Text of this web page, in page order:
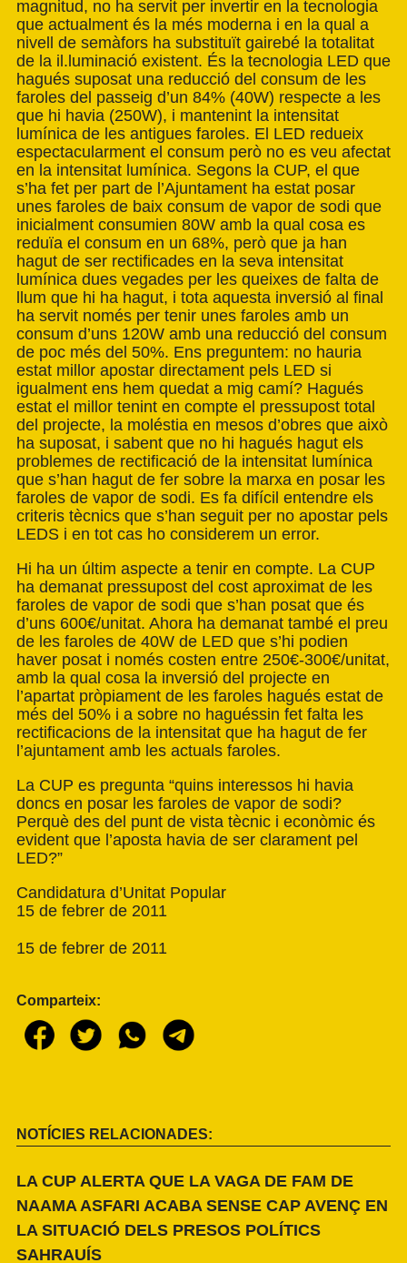
magnitud, no ha servit per invertir en la tecnologia
que actualment és la més moderna i en la qual a
nivell de semàfors ha substituït gairebé la totalitat
de la il.luminació existent. És la tecnologia LED que
hagués suposat una reducció del consum de les
faroles del passeig d’un 84% (40W) respecte a les
que hi havia (250W), i mantenint la intensitat
lumínica de les antigues faroles. El LED redueix
espectacularment el consum però no es veu afectat
en la intensitat lumínica. Segons la CUP, el que
s’ha fet per part de l’Ajuntament ha estat posar
unes faroles de baix consum de vapor de sodi que
inicialment consumien 80W amb la qual cosa es
reduïa el consum en un 68%, però que ja han
hagut de ser rectificades en la seva intensitat
lumínica dues vegades per les queixes de falta de
llum que hi ha hagut, i tota aquesta inversió al final
ha servit només per tenir unes faroles amb un
consum d’uns 120W amb una reducció del consum
de poc més del 50%. Ens preguntem: no hauria
estat millor apostar directament pels LED si
igualment ens hem quedat a mig camí? Hagués
estat el millor tenint en compte el pressupost total
del projecte, la moléstia en mesos d’obres que això
ha suposat, i sabent que no hi hagués hagut els
problemes de rectificació de la intensitat lumínica
que s’han hagut de fer sobre la marxa en posar les
faroles de vapor de sodi. Es fa difícil entendre els
criteris tècnics que s’han seguit per no apostar pels
LEDS i en tot cas ho considerem un error.
Hi ha un últim aspecte a tenir en compte. La CUP
ha demanat pressupost del cost aproximat de les
faroles de vapor de sodi que s’han posat que és
d’uns 600€/unitat. Ahora ha demanat també el preu
de les faroles de 40W de LED que s’hi podien
haver posat i només costen entre 250€-300€/unitat,
amb la qual cosa la inversió del projecte en
l’apartat pròpiament de les faroles hagués estat de
més del 50% i a sobre no haguéssin fet falta les
rectificacions de la intensitat que ha hagut de fer
l’ajuntament amb les actuals faroles.
La CUP es pregunta “quins interessos hi havia
doncs en posar les faroles de vapor de sodi?
Perquè des del punt de vista tècnic i econòmic és
evident que l’aposta havia de ser clarament pel
LED?”
Candidatura d’Unitat Popular
15 de febrer de 2011
15 de febrer de 2011
Comparteix:
NOTÍCIES RELACIONADES:
LA CUP ALERTA QUE LA VAGA DE FAM DE
NAAMA ASFARI ACABA SENSE CAP AVENÇ EN
LA SITUACIÓ DELS PRESOS POLÍTICS
SAHRAUÍS